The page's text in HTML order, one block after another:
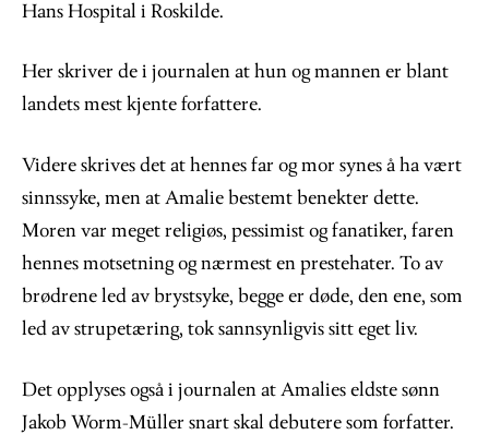
Hans Hospital i Roskilde.
Her skriver de i journalen at hun og mannen er blant
landets mest kjente forfattere.
Videre skrives det at hennes far og mor synes å ha vært
sinnssyke, men at Amalie bestemt benekter dette.
Moren var meget religiøs, pessimist og fanatiker, faren
hennes motsetning og nærmest en prestehater. To av
brødrene led av brystsyke, begge er døde, den ene, som
led av strupetæring, tok sannsynligvis sitt eget liv.
Det opplyses også i journalen at Amalies eldste sønn
Jakob Worm-Müller snart skal debutere som forfatter.